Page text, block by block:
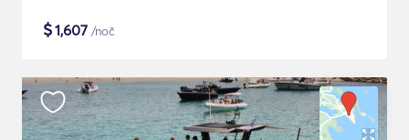
$1,607 /noč